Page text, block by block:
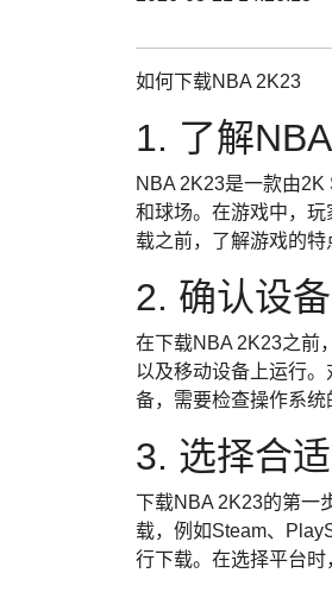
如何下载NBA 2K23
1. 了解
NBA 2K23是一款由
和球场。在游戏中，
载之前，了解游戏的特
2. 确认设
在下载NBA 2K23之前
以及移动设备上运行
备，需要检查操作系统
3. 选择合
下载NBA 2K23的第一
载，例如Steam、
行下载。在选择平台时